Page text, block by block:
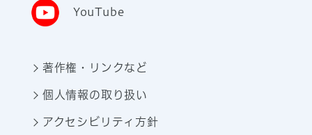
YouTube
著作権・リンクなど
個人情報の取り扱い
アクセシビリティ方針